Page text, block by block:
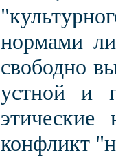
нормами
свободно
устной и
конфликт